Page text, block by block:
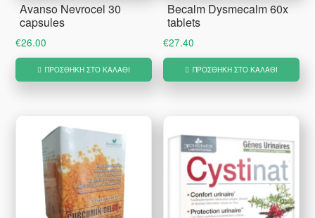
Avanso Nevrocel 30
capsules
€26.00
ΠΡΟΣΘΉΚΗ ΣΤΟ ΚΑΛΆΘΙ
Becalm Dysmecalm 60x
tablets
€27.40
ΠΡΟΣΘΉΚΗ ΣΤΟ ΚΑΛΆΘΙ